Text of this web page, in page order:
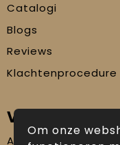
Catalogi
Blogs
Reviews
Klachtenprocedure
Veilig winkelen
Algemene
Om onze